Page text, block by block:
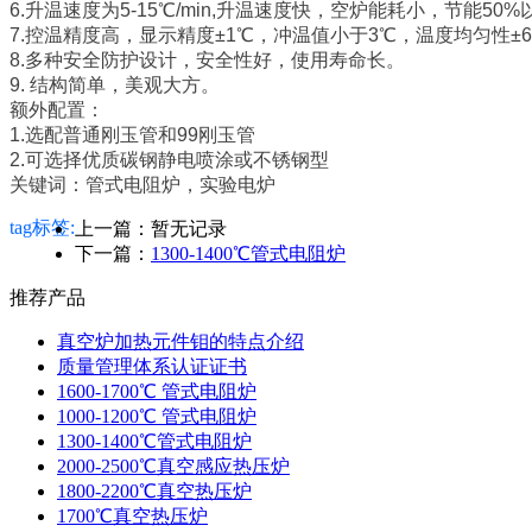
6.升温速度为5-15℃/min,升温速度快，空炉能耗小，节能50%
7.控温精度高，显示精度±1℃，冲温值小于3℃，温度均匀性
8.多种安全防护设计，安全性好，使用寿命长。
9. 结构简单，美观大方。
额外配置：
1.选配普通刚玉管和99刚玉管
2.可选择优质碳钢静电喷涂或不锈钢型
关键词：管式电阻炉，实验电炉
tag标签: 上一篇：暂无记录
下一篇： 1300-1400℃管式电阻炉
推荐产品
真空炉加热元件钼的特点介绍
质量管理体系认证证书
1600-1700℃ 管式电阻炉
1000-1200℃ 管式电阻炉
1300-1400℃管式电阻炉
2000-2500℃真空感应热压炉
1800-2200℃真空热压炉
1700℃真空热压炉